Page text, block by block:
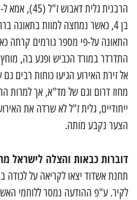
בן 4, כאשר נמחצה למוות בתאונה ברחוב שבט לוי שברובע יב' בעיר.
התאונה על-פי מספר גורמים קרתה
התדרדר במורד הכביש ופגע בה,
אל זירת האירוע הגיעו כוחות רבים
מחוז דרום וגם של מד"א, אך למרות
ייחודיים, גלית ז"ל לא שרדה את
הצער נקבע מותה.
דוברות כבאות והצלה לישראל
תחנת אשדוד יצאו לקריאה על
לקיר. ע"פ ההודעה נמסר ללוחמי